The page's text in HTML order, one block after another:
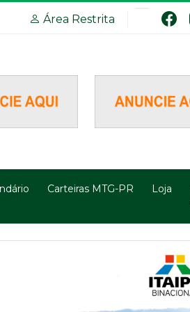
Área Restrita
Carteiras MTG-PR Loja